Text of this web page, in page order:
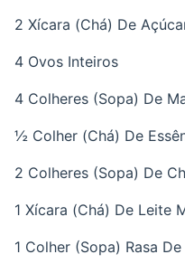
2 Xícara (Chá) De
4 Ovos Inteiros
4 Colheres (Sopa) De
½ Colher (Chá) De
2 Colheres (Sopa) De
1 Xícara (Chá) De Leite
1 Colher (Sopa) Rasa